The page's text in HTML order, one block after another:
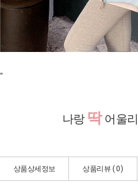
"
나랑 딱어울
상품상세정보 상품리뷰 (0)